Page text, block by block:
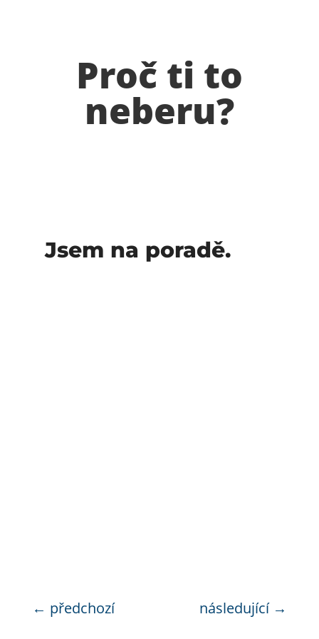
Proč ti to
neberu?
Jsem na poradě.
← předchozí následující→